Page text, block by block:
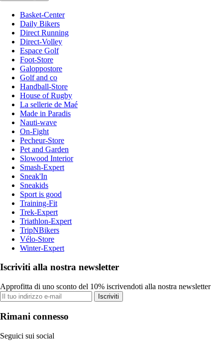
Basket-Center
Daily Bikers
Direct Running
Direct-Volley
Espace Golf
Foot-Store
Galoppostore
Golf and co
Handball-Store
House of Rugby
La sellerie de Maé
Made in Paradis
Nauti-wave
On-Fight
Pecheur-Store
Pet and Garden
Slowood Interior
Smash-Expert
Sneak'In
Sneakids
Sport is good
Training-Fit
Trek-Expert
Triathlon-Expert
TripNBikers
Vélo-Store
Winter-Expert
Iscriviti alla nostra newsletter
Approfitta di uno sconto del 10% iscrivendoti alla nostra newsletter
Iscriviti
Rimani connesso
Seguici sui social